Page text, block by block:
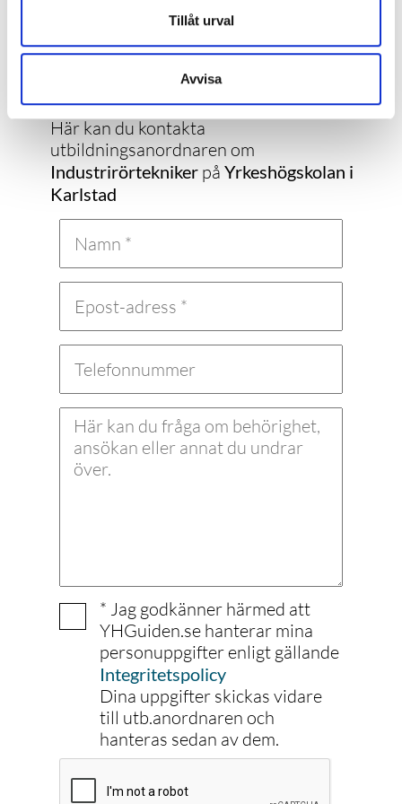
Tillåt urval
Avvisa
Vill du ha mer information om en
utbildning?
Här kan du kontakta
utbildningsanordnaren om
Industrirörtekniker på Yrkeshögskolan i
Karlstad
* Jag godkänner härmed att
YHGuiden.se hanterar mina
personuppgifter enligt gällande
Integritetspolicy
Dina uppgifter skickas vidare
till utb.anordnaren och
hanteras sedan av dem.